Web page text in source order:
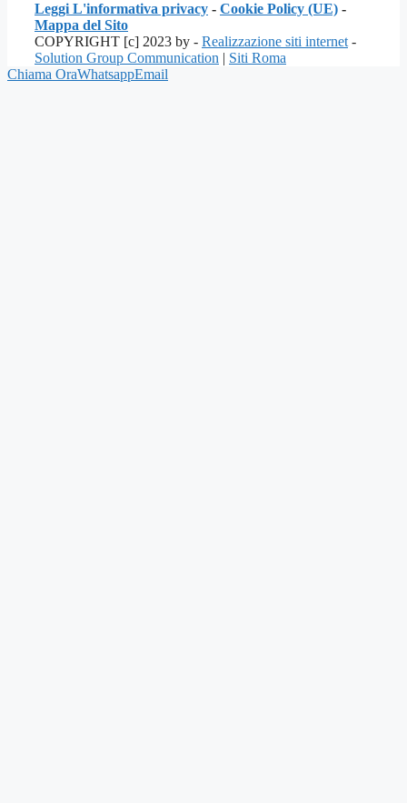
Leggi L'informativa privacy - Cookie Policy (UE) -
Mappa del Sito
COPYRIGHT [c] 2023 by - Realizzazione siti internet -
Solution Group Communication | Siti Roma
Chiama OraWhatsappEmail